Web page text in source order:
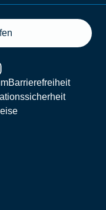
Barrierefreiheit